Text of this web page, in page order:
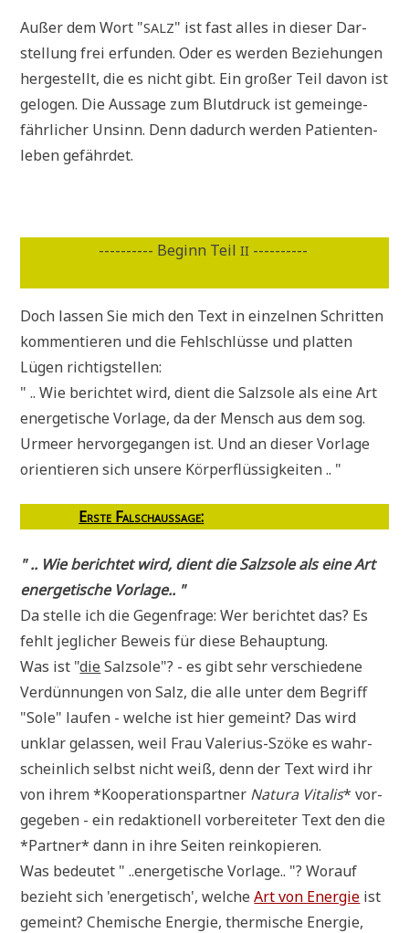
Außer dem Wort "SALZ" ist fast alles in die­ser Dar­
stel­lung frei erfun­den. Oder es wer­den Bezie­hun­gen
her­ge­stellt, die es nicht gibt. Ein gro­ßer Teil davon ist
gelo­gen. Die Aus­sa­ge zum Blut­druck ist gemein­ge­
fähr­li­cher Unsinn. Denn dadurch wer­den Pati­en­ten­
le­ben gefährdet.
---------- Beginn Teil II----------
Doch las­sen Sie mich den Text in ein­zel­nen Schrit­ten
kom­men­tie­ren und die Fehl­schlüs­se und plat­ten
Lügen richtigstellen:
" .. Wie berich­tet wird, dient die Salz­so­le als eine Art
ener­ge­ti­sche Vor­la­ge, da der Mensch aus dem sog.
Urmeer her­vor­ge­gan­gen ist. Und an die­ser Vor­la­ge
ori­en­tie­ren sich unse­re Körperflüssigkeiten .. "
Erste Falsch­aus­sa­ge:
" .. Wie berich­tet wird, dient die Salz­so­le als eine Art
ener­ge­ti­sche Vorlage.. "
Da stel­le ich die Gegen­fra­ge: Wer berich­tet das? Es
fehlt jeg­li­cher Beweis für die­se Behauptung.
Was ist "die Salz­so­le"? - es gibt sehr ver­schie­de­ne
Ver­dün­nun­gen von Salz, die alle unter dem Begriff
"Sole" lau­fen - wel­che ist hier gemeint? Das wird
unklar gelas­sen, weil Frau Vale­ri­us-Szö­ke es wahr­
schein­lich selbst nicht weiß, denn der Text wird ihr
von ihrem *Koope­ra­ti­ons­part­ner Natu­ra Vita­lis* vor­
ge­ge­ben - ein redak­tio­nell vor­be­rei­te­ter Text den die
*Part­ner* dann in ihre Sei­ten reinkopieren.
Was bedeu­tet " ..ener­ge­ti­sche Vor­la­ge.. "? Wor­auf
bezieht sich 'ener­ge­tisch', wel­cheArt von Ener­gie ist
gemeint? Che­mi­sche Ener­gie, ther­mi­sche Ener­gie,